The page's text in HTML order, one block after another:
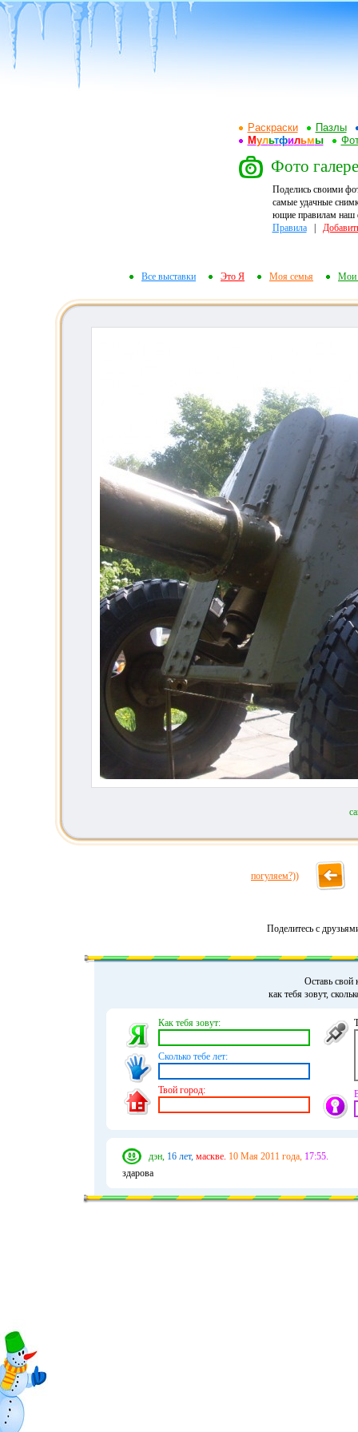
Раскраски
Пазлы
Мультфильмы
Фото
Поделись своими
самые удачные
ющие правилам наш
Правила|
Все выставки Это Я Моя семья Мои
погуляем?))
Поделитесь с
Оставь свой
как тебя зовут,
Как тебя зовут:
Сколько тебе лет:
Твой город:
дэн, 16 лет, маскве. 10 Мая 2011 года, 17:55.
здарова